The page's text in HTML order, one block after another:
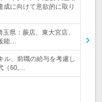
成に向けて意欲的に取り
県：蕨店、東大宮店、
能…
ル、前職の給与を考慮し
（60,…